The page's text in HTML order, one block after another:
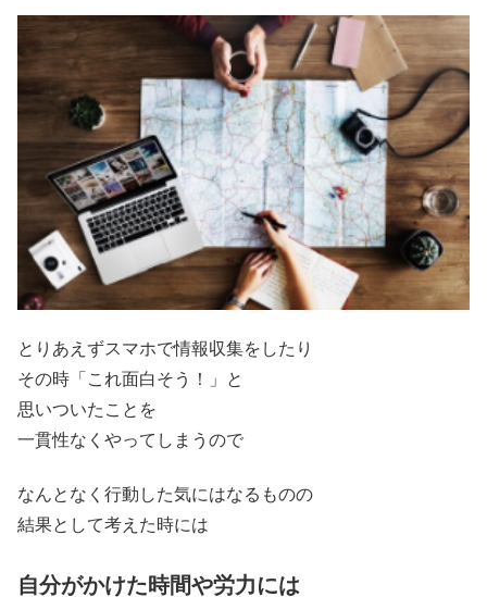
とりあえずスマホで情報収集をしたり
その時「これ面白そう！」と
思いついたことを
一貫性なくやってしまうので
なんとなく行動した気にはなるものの
結果として考えた時には
自分がかけた時間や労力には